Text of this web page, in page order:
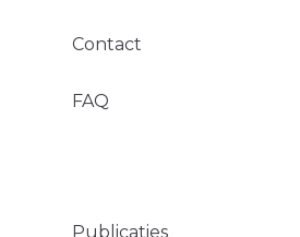
Contact
FAQ
Publicaties